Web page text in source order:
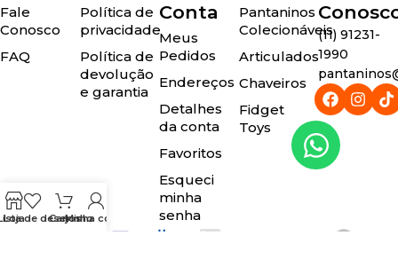
Fale
Conosco
FAQ
Política de
privacidade
Política de
devolução
e garantia
Conta
Meus
Pedidos
Endereços
Detalhes
da conta
Favoritos
Esqueci
minha
senha
Pantaninos
Colecionáveis
Articulados
Chaveiros
Fidget
Toys
(11) 91231-
1990
Lojade desejos
Carrinho
Minha conta